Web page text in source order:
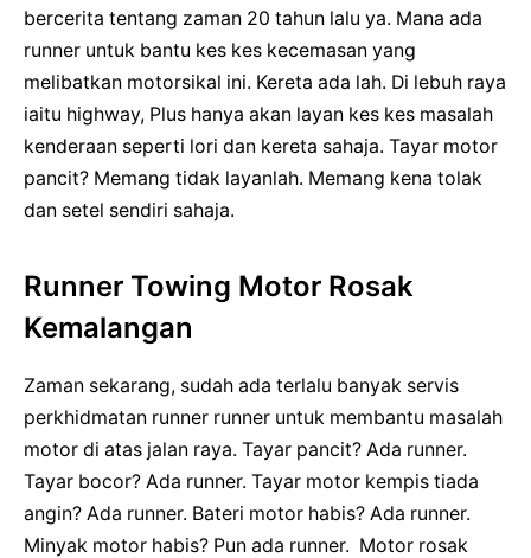
bercerita tentang zaman 20 tahun lalu ya. Mana ada
runner untuk bantu kes kes kecemasan yang
melibatkan motorsikal ini. Kereta ada lah. Di lebuh raya
iaitu highway, Plus hanya akan layan kes kes masalah
kenderaan seperti lori dan kereta sahaja. Tayar motor
pancit? Memang tidak layanlah. Memang kena tolak
dan setel sendiri sahaja.
Runner Towing Motor Rosak
Kemalangan
Zaman sekarang, sudah ada terlalu banyak servis
perkhidmatan runner runner untuk membantu masalah
motor di atas jalan raya. Tayar pancit? Ada runner.
Tayar bocor? Ada runner. Tayar motor kempis tiada
angin? Ada runner. Bateri motor habis? Ada runner.
Minyak motor habis? Pun ada runner. Motor rosak